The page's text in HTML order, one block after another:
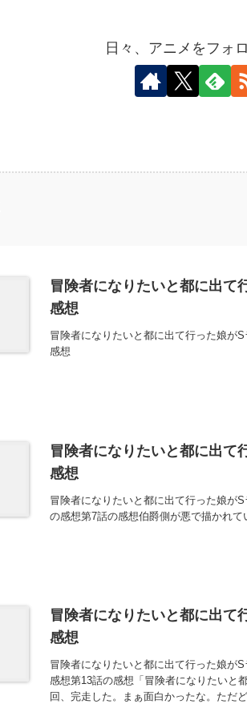
日々、アニメをフォ
冒険者になりたいと都に出
感想
冒険者になりたいと都に出て行った娘
感想
冒険者になりたいと都に出
感想
冒険者になりたいと都に出て行った娘が
の感想第7話の感想伯爵側が悪で描かれて
冒険者になりたいと都に出
感想
冒険者になりたいと都に出て行った娘
感想第13話の感想「冒険者になりたいと
回、完走した。まぁ面白かったな。ただ